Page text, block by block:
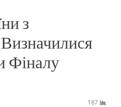
з
Фіналу
187